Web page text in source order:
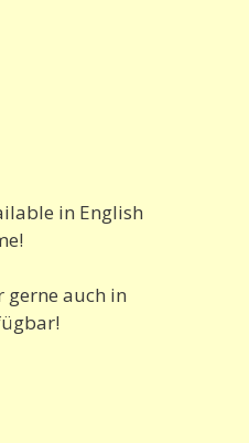
in English
gerne auch in